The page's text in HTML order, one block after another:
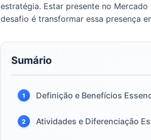
estratégia. Estar presente no
desafio é transformar essa presença
Sumário
1 Definição e Benefícios
2 Atividades e Diferenciação